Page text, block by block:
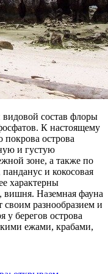
состав флоры
К настоящему
покрова острова
и густую
зоне, а также по
и кокосовая
характерны
вишня. Наземная фауна
своим разнообразием и
у берегов острова
ежами, крабами,